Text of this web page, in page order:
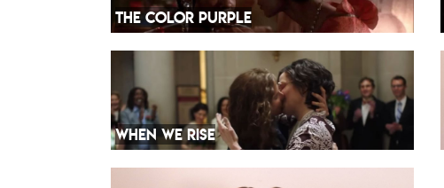
THE COLOR PURPLE
WHEN WE RISE